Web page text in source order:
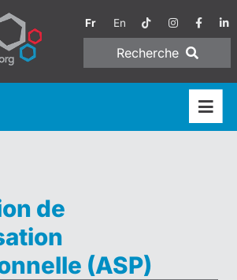
Fr En
Recherche
de
(ASP)